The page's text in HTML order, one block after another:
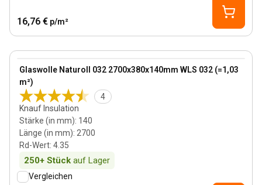
16,76 € p/m²
Glaswolle Naturoll 032 2700x380x140mm WLS 032 (=1,03
m²)
4
Knauf Insulation
Stärke (in mm): 140
Länge (in mm): 2700
Rd-Wert: 4.35
250+ Stück auf Lager
View product
Vergleichen